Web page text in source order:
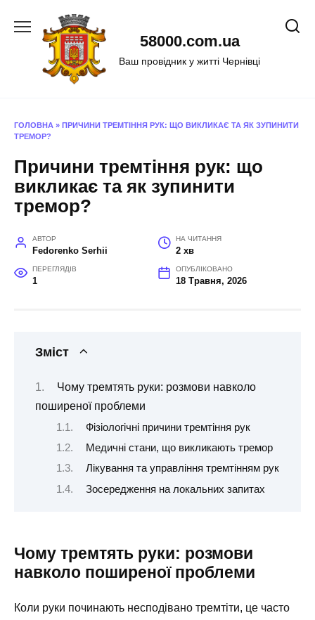
58000.com.ua
Ваш провідник у житті Чернівці
ГОЛОВНА » ПРИЧИНИ ТРЕМТІННЯ РУК: ЩО ВИКЛИКАЄ ТА ЯК ЗУПИНИТИ
ТРЕМОР?
Причини тремтіння рук: що
викликає та як зупинити
тремор?
АВТОР
Fedorenko Serhii
НА ЧИТАННЯ
2 хв
ПЕРЕГЛЯДІВ
1
ОПУБЛІКОВАНО
18 Травня, 2026
Зміст
Чому тремтять руки: розмови навколо
поширеної проблеми
Фізіологічні причини тремтіння рук
Медичні стани, що викликають тремор
Лікування та управління тремтінням рук
Зосередження на локальних запитах
Чому тремтять руки: розмови
навколо поширеної проблеми
Коли руки починають несподівано тремтіти, це часто